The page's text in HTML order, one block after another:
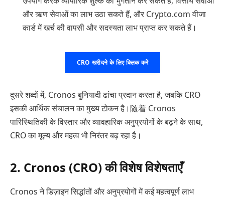
और ऋण सेवाओं का लाभ उठा सकते हैं, और Crypto.com वीजा
कार्ड में खर्च की वापसी और सदस्यता लाभ प्राप्त कर सकते हैं।
CRO खरीदने के लिए क्लिक करें
दूसरे शब्दों में, Cronos बुनियादी ढांचा प्रदान करता है, जबकि CRO
इसकी आर्थिक संचालन का मुख्य टोकन है।随着 Cronos
पारिस्थितिकी के विस्तार और व्यावहारिक अनुप्रयोगों के बढ़ने के साथ,
CRO का मूल्य और महत्व भी निरंतर बढ़ रहा है।
2. Cronos (CRO) की विशेष विशेषताएँ
Cronos ने डिज़ाइन सिद्धांतों और अनुप्रयोगों में कई महत्वपूर्ण लाभ